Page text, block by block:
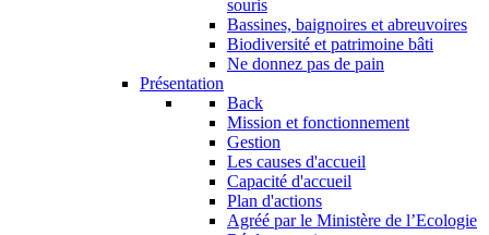
souris
Bassines, baignoires et abreuvoires
Biodiversité et patrimoine bâti
Ne donnez pas de pain
Présentation
Back
Mission et fonctionnement
Gestion
Les causes d'accueil
Capacité d'accueil
Plan d'actions
Agréé par le Ministère de l’Ecologie